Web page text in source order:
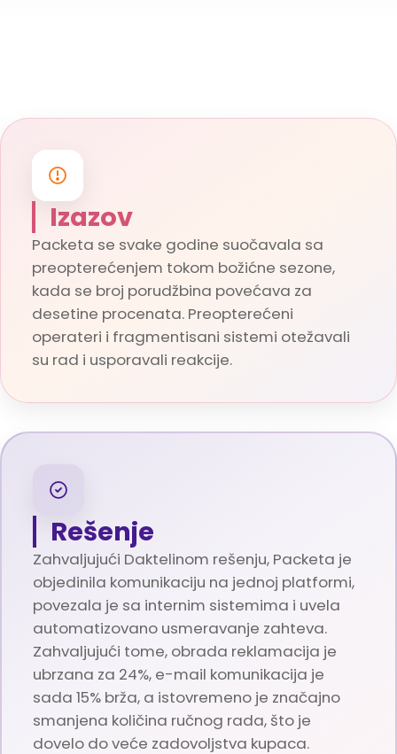
Izazov
Packeta se svake godine suočavala sa
preopterećenjem tokom božićne sezone,
kada se broj porudžbina povećava za
desetine procenata. Preopterećeni
operateri i fragmentisani sistemi otežavali
su rad i usporavali reakcije.
Rešenje
Zahvaljujući Daktelinom rešenju, Packeta je
objedinila komunikaciju na jednoj platformi,
povezala je sa internim sistemima i uvela
automatizovano usmeravanje zahteva.
Zahvaljujući tome, obrada reklamacija je
ubrzana za 24%, e-mail komunikacija je
sada 15% brža, a istovremeno je značajno
smanjena količina ručnog rada, što je
dovelo do veće zadovoljstva kupaca.